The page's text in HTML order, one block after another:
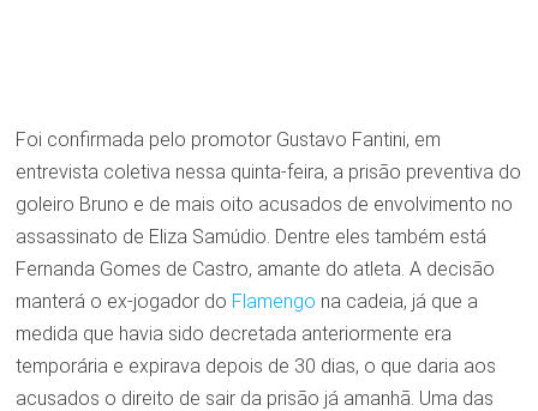
Foi confirmada pelo promotor Gustavo Fantini, em
entrevista coletiva nessa quinta-feira, a prisão preventiva do
goleiro Bruno e de mais oito acusados de envolvimento no
assassinato de Eliza Samúdio. Dentre eles também está
Fernanda Gomes de Castro, amante do atleta. A decisão
manterá o ex-jogador do Flamengo na cadeia, já que a
medida que havia sido decretada anteriormente era
temporária e expirava depois de 30 dias, o que daria aos
acusados o direito de sair da prisão já amanhã. Uma das